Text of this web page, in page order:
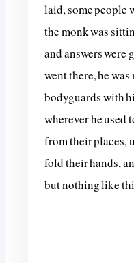
laid, some people
the monk was
and answers were
went there, he
bodyguards with
wherever he used
from their places,
fold their hands,
but nothing like